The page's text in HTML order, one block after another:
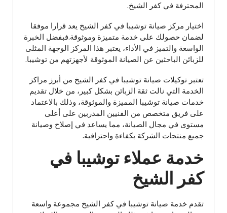
المحترفة في كفر الشيخ.
اختيار مركز صيانة توشيبا في كفر الشيخ يعد قرارا موفقا
لضمان حصولك على خدمة متميزة وموثوقة.فبفضل الخبرة
الواسعة والتميز في الأداء، يعتبر هذا المركز الوجهة المثلى
للزبائن الباحثين عن الصيانة الموثوقة لأجهزتهم من توشيبا.
تعتبر توكيلات صيانة توشيبا في كفر الشيخ من أبرز مراكز
الخدمة التي نالت ثقة الزبائن بشكل كبير، من خلال تقديم
خدمات صيانة توشيبا المميزة والموثوقة، وذلك بالاعتماد
على فريق متخصص من الفنيين المدربين على أعلى
مستوى في مجال الصيانة، مما يساعد في إصلاح وصيانة
جميع منتجات الشركة بكفاءة واحترافية.
خدمة عملاء توشيبا في
كفر الشيخ
تقدم خدمة صيانة توشيبا في كفر الشيخ مجموعة واسعة